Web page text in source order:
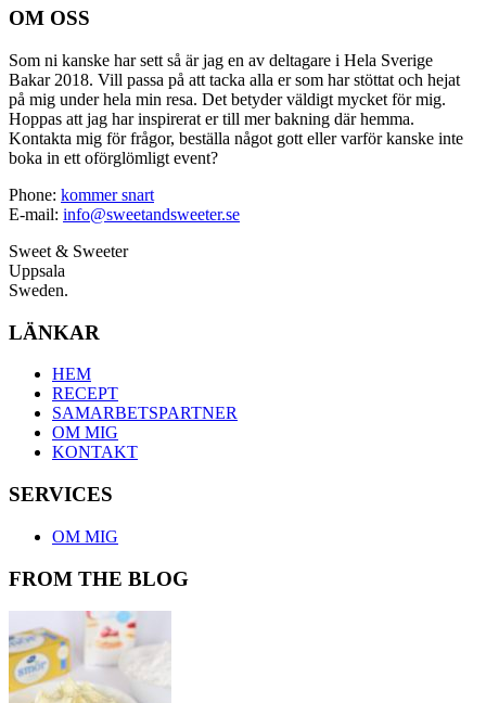
OM OSS
Som ni kanske har sett så är jag en av deltagare i Hela Sverige
Bakar 2018. Vill passa på att tacka alla er som har stöttat och hejat
på mig under hela min resa. Det betyder väldigt mycket för mig.
Hoppas att jag har inspirerat er till mer bakning där hemma.
Kontakta mig för frågor, beställa något gott eller varför kanske inte
boka in ett oförglömligt event?
Phone: kommer snart
E-mail: info@sweetandsweeter.se
Sweet & Sweeter
Uppsala
Sweden.
LÄNKAR
HEM
RECEPT
SAMARBETSPARTNER
OM MIG
KONTAKT
SERVICES
OM MIG
FROM THE BLOG